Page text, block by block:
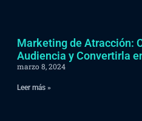
Marketing de Atracción:
Audiencia y Convertirla
marzo 8, 2024
Leer más »